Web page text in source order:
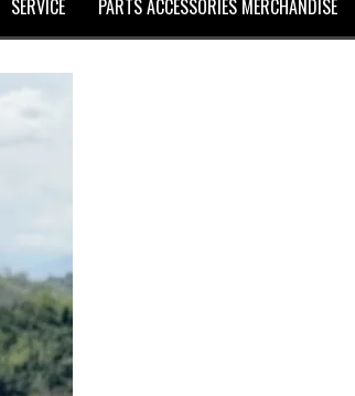
SERVICE PARTS ACCESSORIES MERCHANDISE